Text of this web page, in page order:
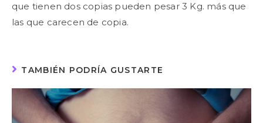
que tienen dos copias pueden pesar 3 Kg. más que
las que carecen de copia.
TAMBIÉN PODRÍA GUSTARTE